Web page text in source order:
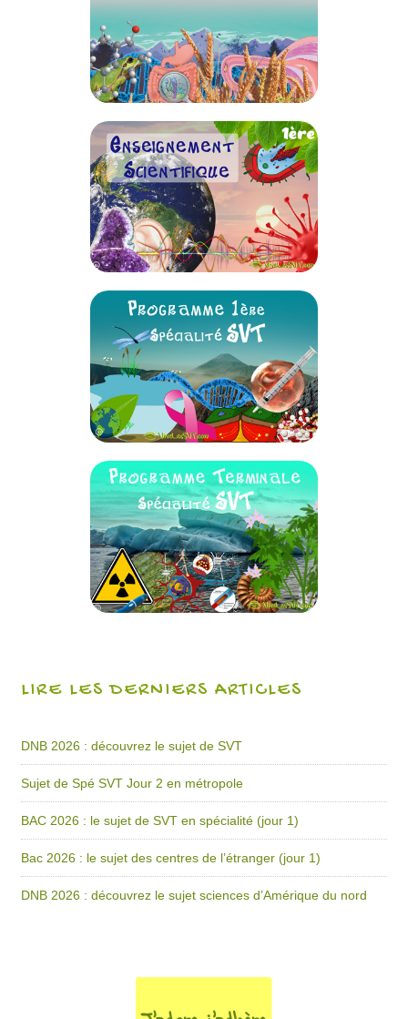
LIRE LES DERNIERS ARTICLES
DNB 2026 : découvrez le sujet de SVT
Sujet de Spé SVT Jour 2 en métropole
BAC 2026 : le sujet de SVT en spécialité (jour 1)
Bac 2026 : le sujet des centres de l’étranger (jour 1)
DNB 2026 : découvrez le sujet sciences d’Amérique du nord